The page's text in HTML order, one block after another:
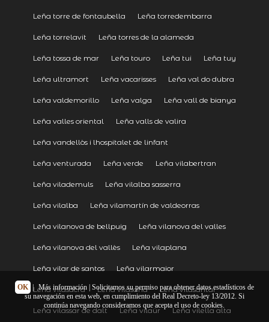
Leña torre de fontaubella Leña torredembarra
Leña torrelavit Leña torres de la alameda
Leña tossa de mar Leña touro Leña tui Leña tuy
Leña ultramort Leña vacarisses Leña val do dubra
Leña valdemorillo Leña valga Leña vall de bianya
Leña valles oriental Leña valls de valira
Leña vandellòs i lhospitalet de linfant
Leña venturada Leña verde Leña vilabertran
Leña vilademuls Leña vilalba sasserra
Leña vilalba Leña vilamartín de valdeorras
Leña vilanova de bellpuig Leña vilanova del valles
Leña vilanova del vallès Leña vilaplana
Leña vilar de santos Leña vilarmaior
Leña vilasacra Leña vilasana Leña vilasantar
Leña vilassar de dalt Leña vilaür Leña vilella alta
OK | Más información| Solicitamos su permiso para obtener datos estadísticos de
su navegación en esta web, en cumplimiento del Real Decreto-ley 13/2012. Si
continúa navegando consideramos que acepta el uso de cookies.